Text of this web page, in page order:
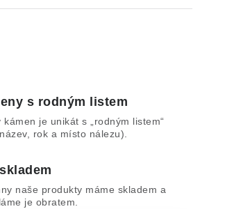
s rodným listem
kámen je unikát s „rodným listem“
rok a místo nálezu).
naše produkty máme skladem a
je obratem.